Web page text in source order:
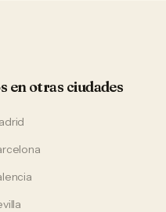
en otras ciudades